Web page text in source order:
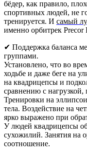
бёдер, как правило,
спортивных людей, не
тренируется. И самый
именно орбитрек Precor
✔ Поддержка баланса
группами.
Установлено, что во
ходьбе и даже беге на
на квадрицепсы и
сравнению с нагрузкой,
Тренировки на
тела. Воздействие на
ярко выражено при
У людей квадрицепсы
сухожилий. Занятия на
соотношение.